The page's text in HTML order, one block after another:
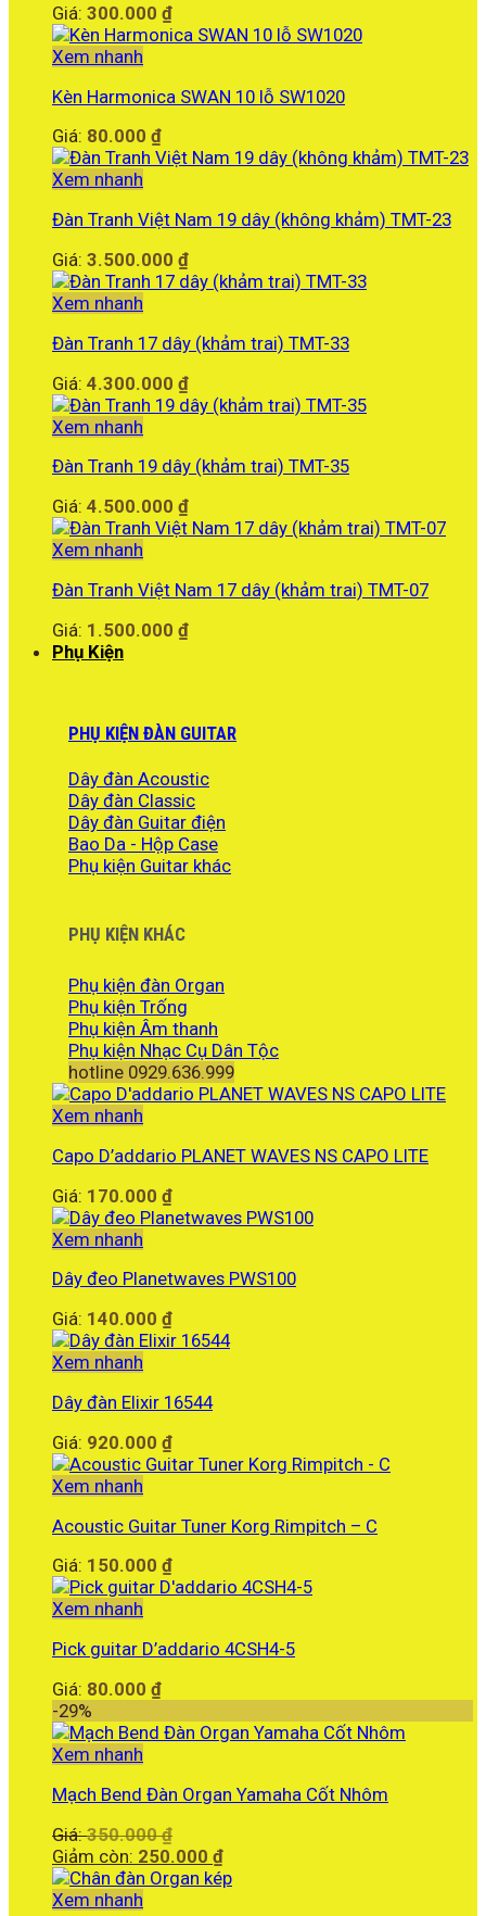
Giá: 300.000 ₫
Xem nhanh
Kèn Harmonica SWAN 10 lỗ SW1020
Giá: 80.000 ₫
Xem nhanh
Đàn Tranh Việt Nam 19 dây (không khảm) TMT-23
Giá: 3.500.000 ₫
Xem nhanh
Đàn Tranh 17 dây (khảm trai) TMT-33
Giá: 4.300.000 ₫
Xem nhanh
Đàn Tranh 19 dây (khảm trai) TMT-35
Giá: 4.500.000 ₫
Xem nhanh
Đàn Tranh Việt Nam 17 dây (khảm trai) TMT-07
Giá: 1.500.000 ₫
Phụ Kiện
PHỤ KIỆN ĐÀN GUITAR
Dây đàn Acoustic
Dây đàn Classic
Dây đàn Guitar điện
Bao Da - Hộp Case
Phụ kiện Guitar khác
PHỤ KIỆN KHÁC
Phụ kiện đàn Organ
Phụ kiện Trống
Phụ kiện Âm thanh
Phụ kiện Nhạc Cụ Dân Tộc
hotline 0929.636.999
Xem nhanh
Capo D’addario PLANET WAVES NS CAPO LITE
Giá: 170.000 ₫
Xem nhanh
Dây đeo Planetwaves PWS100
Giá: 140.000 ₫
Xem nhanh
Dây đàn Elixir 16544
Giá: 920.000 ₫
Xem nhanh
Acoustic Guitar Tuner Korg Rimpitch – C
Giá: 150.000 ₫
Xem nhanh
Pick guitar D’addario 4CSH4-5
Giá: 80.000 ₫
-29%
Xem nhanh
Mạch Bend Đàn Organ Yamaha Cốt Nhôm
Giá:350.000₫
gốc
là:
Giảm còn: 250.000 ₫Giá
hiện
Xem nhanh